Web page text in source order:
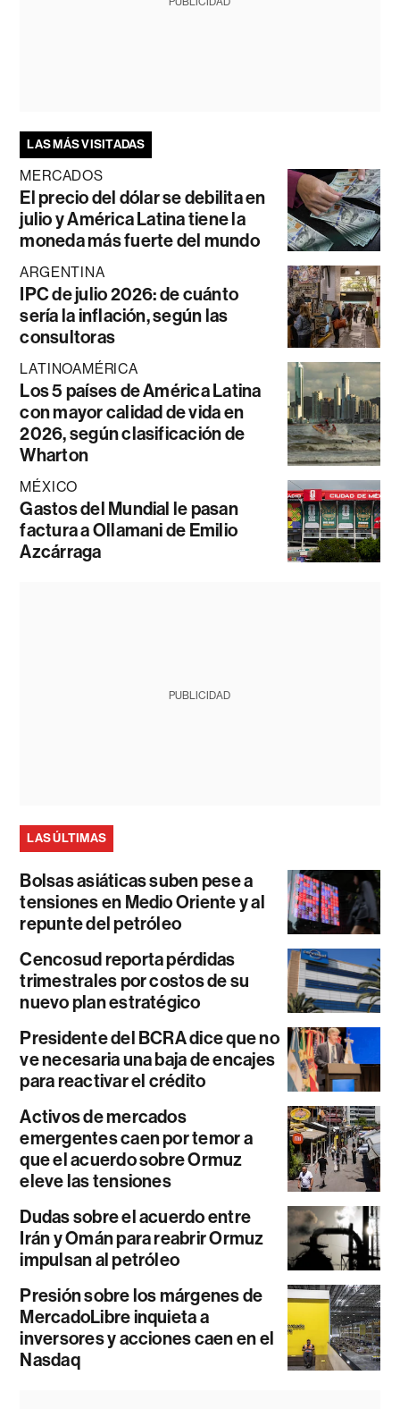
LAS MÁS VISITADAS
MERCADOS
El precio del dólar se debilita en
julio y América Latina tiene la
moneda más fuerte del mundo
ARGENTINA
IPC de julio 2026: de cuánto
sería la inflación, según las
consultoras
LATINOAMÉRICA
Los 5 países de América Latina
con mayor calidad de vida en
2026, según clasificación de
Wharton
MÉXICO
Gastos del Mundial le pasan
factura a Ollamani de Emilio
Azcárraga
PUBLICIDAD
LAS ÚLTIMAS
Bolsas asiáticas suben pese a
tensiones en Medio Oriente y al
repunte del petróleo
Cencosud reporta pérdidas
trimestrales por costos de su
nuevo plan estratégico
Presidente del BCRA dice que no
ve necesaria una baja de encajes
para reactivar el crédito
Activos de mercados
emergentes caen por temor a
que el acuerdo sobre Ormuz
eleve las tensiones
Dudas sobre el acuerdo entre
Irán y Omán para reabrir Ormuz
impulsan al petróleo
Presión sobre los márgenes de
MercadoLibre inquieta a
inversores y acciones caen en el
Nasdaq